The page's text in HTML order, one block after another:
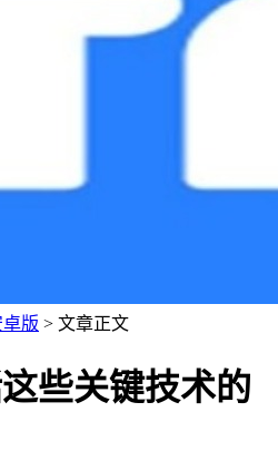
版 > 文章正文
些关键技术的